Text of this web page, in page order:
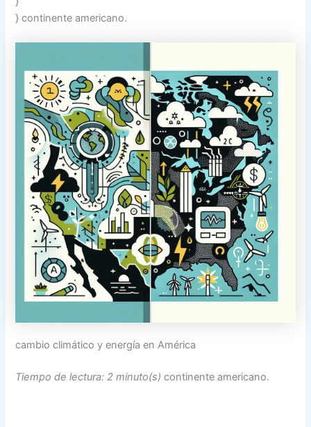
} continente americano.
cambio climático y energía en América
Tiempo de lectura: 2 minuto(s) continente americano.